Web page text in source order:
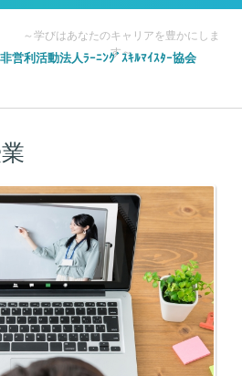
営利活動法人ﾗｰﾆﾝｸﾞｽｷﾙﾏｲｽﾀｰ協会
～学びはあなたのキャリアを豊かにしま
す～